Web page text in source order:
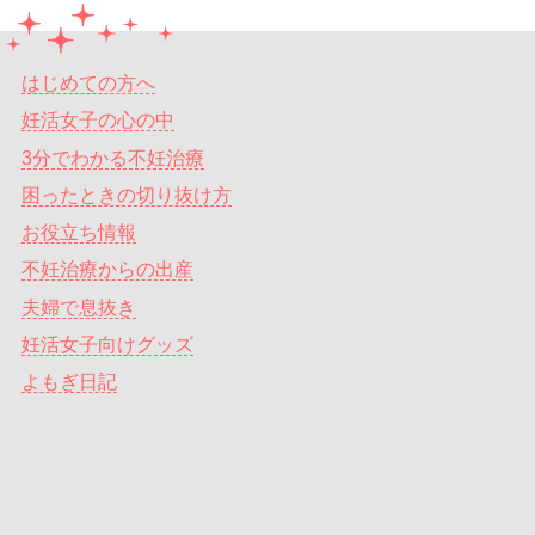
はじめての方へ
妊活女子の心の中
3分でわかる不妊治療
困ったときの切り抜け方
お役立ち情報
不妊治療からの出産
夫婦で息抜き
妊活女子向けグッズ
よもぎ日記